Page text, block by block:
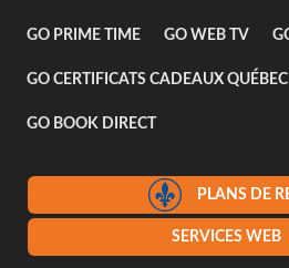
GO PRIME TIME GO WEB TV
GO CERTIFICATS CADEAUX QUÉBEC
GO BOOK DIRECT
PLANS DE
SERVICES WEB